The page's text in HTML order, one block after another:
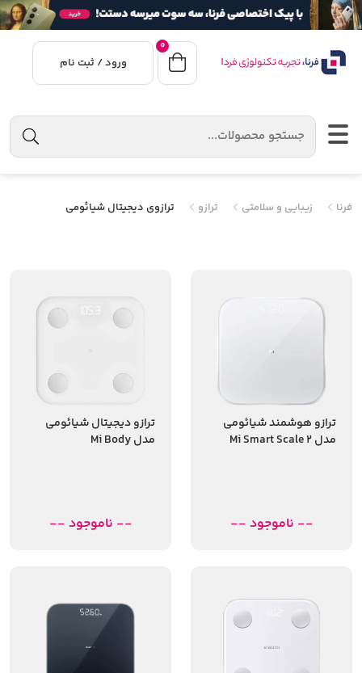
0
ورود / ثبت نام
فرنا زیبایی و سلامتی ترازو ترازوی دیجیتال شیائومی
ترازو هوشمند شیائومی
مدل Mi Smart Scale 2
-- ناموجود --
ترازو دیجیتال شیائومی
مدل Mi Body
-- ناموجود --